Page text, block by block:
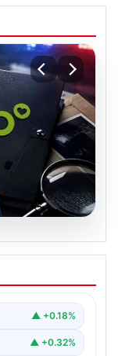
▲ +0.18%
▲ +0.32%